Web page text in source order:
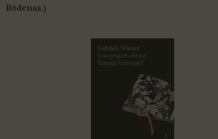
Ródenas.)